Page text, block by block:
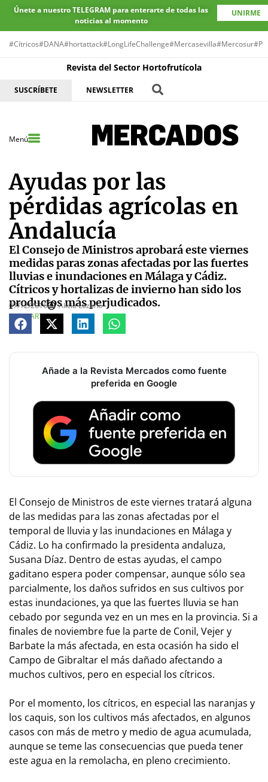
Únete a nuestro TELEGRAM para enterarte de todas las
noticias al momento
UNIRME
#Cítricos#DANA#hortattack#LongLifeChallenge#Mercasevilla#Mercosur
Revista del Sector Hortofrutícola
SUSCRÍBETE NEWSLETTER
Menú
Ayudas por las
pérdidas agrícolas en
Andalucía
El Consejo de Ministros aprobará este viernes
medidas paras zonas afectadas por las fuertes
lluvias e inundaciones en Málaga y Cádiz.
Cítricos y hortalizas de invierno han sido los
productos más perjudicados.
07/12/2016
Alicia Lozano
COMPARTE
Añade a la Revista Mercados como fuente
preferida en Google
El Consejo de Ministros de este viernes tratará alguna
de las medidas para las zonas afectadas por el
temporal de lluvia y las inundaciones en Málaga y
Cádiz. Lo ha confirmado la presidenta andaluza,
Susana Díaz. Dentro de estas ayudas, el campo
gaditano espera poder compensar, aunque sólo sea
parcialmente, los daños sufridos en sus cultivos por
estas inundaciones, ya que las fuertes lluvia se han
cebado por segunda vez en un mes en la provincia. Si a
finales de noviembre fue la parte de Conil, Vejer y
Barbate la más afectada, en esta ocasión ha sido el
Campo de Gibraltar el más dañado afectando a
muchos cultivos, pero en especial los cítricos.
Por el momento, los cítricos, en especial las naranjas y
los caquis, son los cultivos más afectados, en algunos
casos con más de metro y medio de agua acumulada,
aunque se teme las consecuencias que pueda tener
este agua en la remolacha, en pleno crecimiento.